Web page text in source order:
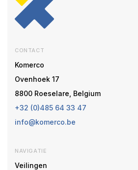
CONTACT
Komerco
Ovenhoek 17
8800 Roeselare, Belgium
+32 (0)485 64 33 47
info@komerco.be
NAVIGATIE
Veilingen